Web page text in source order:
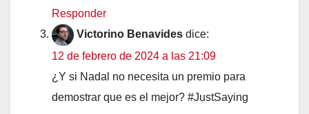
Responder
Victorino Benavides dice:
12 de febrero de 2024 a las 21:09
¿Y si Nadal no necesita un premio para
demostrar que es el mejor? #JustSaying